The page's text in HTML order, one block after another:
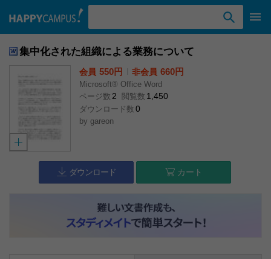
集中化された組織による業務について
会員 550円 非会員 660円
Microsoft® Office Word
ページ数 2 閲覧数 1,450
ダウンロード数 0
by gareon
ダウンロード カート